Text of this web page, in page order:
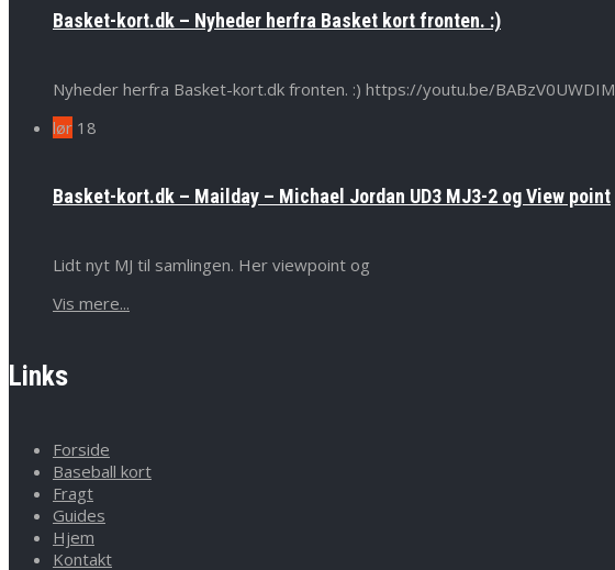
Basket-kort.dk – Nyheder herfra Basket kort fronten. :)
Nyheder herfra Basket-kort.dk fronten. :) https://youtu.be/BABzV0UWDIM
lør 18
Basket-kort.dk – Mailday – Michael Jordan UD3 MJ3-2 og View point
Lidt nyt MJ til samlingen. Her viewpoint og
Vis mere...
Links
Forside
Baseball kort
Fragt
Guides
Hjem
Kontakt